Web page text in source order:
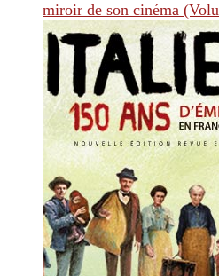
miroir de son cinéma